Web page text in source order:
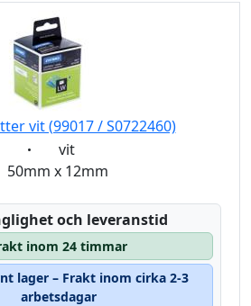
vit (99017 / S0722460)
Eigenschaft:
vit
50mm x 12mm
och leveranstid
inom 24 timmar
lager – Frakt inom cirka 2-3
arbetsdagar